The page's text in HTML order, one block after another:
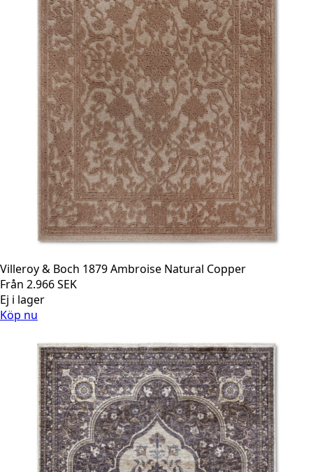
Villeroy & Boch 1879 Ambroise Natural Copper
Från 2.966SEK
Ej i lager
Köp nu